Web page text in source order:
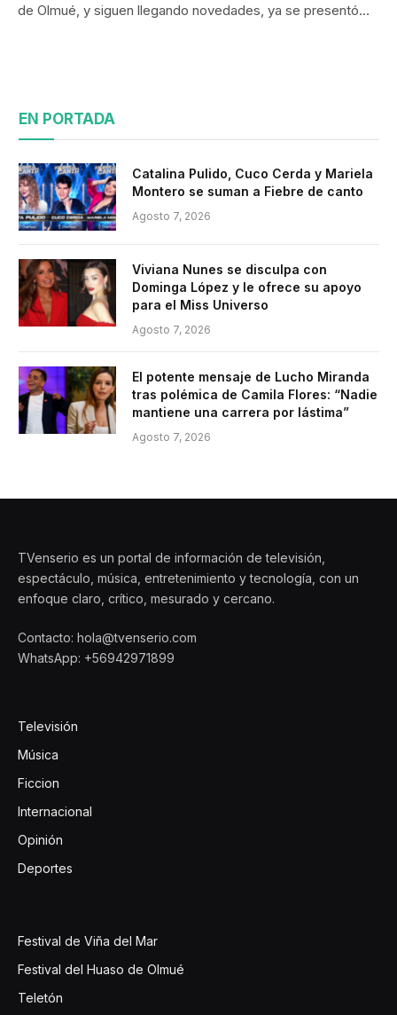
de Olmué, y siguen llegando novedades, ya se presentó…
EN PORTADA
Catalina Pulido, Cuco Cerda y Mariela
Montero se suman a Fiebre de canto
Agosto 7, 2026
Viviana Nunes se disculpa con
Dominga López y le ofrece su apoyo
para el Miss Universo
Agosto 7, 2026
El potente mensaje de Lucho Miranda
tras polémica de Camila Flores: “Nadie
mantiene una carrera por lástima”
Agosto 7, 2026
TVenserio es un portal de información de televisión,
espectáculo, música, entretenimiento y tecnología, con un
enfoque claro, crítico, mesurado y cercano.
Contacto: hola@tvenserio.com
WhatsApp: +56942971899
Televisión
Música
Ficcion
Internacional
Opinión
Deportes
Festival de Viña del Mar
Festival del Huaso de Olmué
Teletón